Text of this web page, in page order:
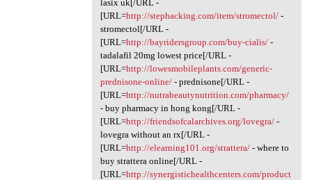
lasix uk[/URL -
[URL=http://stephacking.com/item/stromectol/-
stromectol[/URL -
[URL=http://bayridersgroup.com/buy-cialis/-
tadalafil 20mg lowest price[/URL -
[URL=http://lowesmobileplants.com/generic-
prednisone-online/- prednisone[/URL -
[URL=http://nutrabeautynutrition.com/pharmacy/
- buy pharmacy in hong kong[/URL -
[URL=http://friendsofcalarchives.org/lovegra/-
lovegra without an rx[/URL -
[URL=http://elearning101.org/strattera/- where to
buy strattera online[/URL -
[URL=http://synergistichealthcenters.com/product